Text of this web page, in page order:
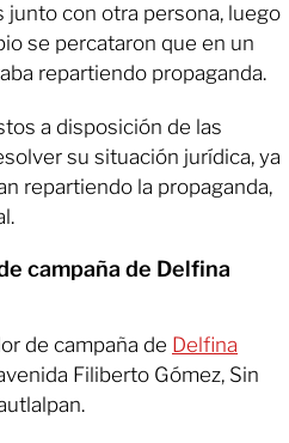
con otra persona, luego
se percataron que en un
repartiendo propaganda.
a disposición de las
su situación jurídica, ya
repartiendo la propaganda,
campaña de Delfina
de campaña de Delfina
Filiberto Gómez, Sin